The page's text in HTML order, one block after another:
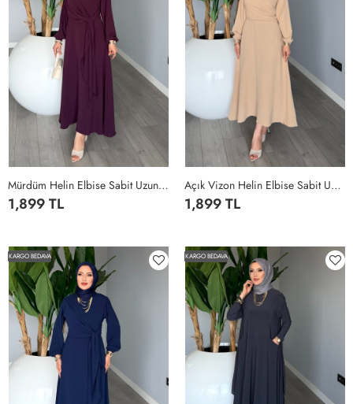
Mürdüm Helin Elbise Sabit Uzun Kuşaklı Ayrobin Kumaş Tesettür Giyim Mürdüm
1,899 TL
Açık Vizon Helin Elbise Sabit Uzun Kuşaklı Ayrobin Kumaş Tesettür Giyim Vizon
1,899 TL
KARGO BEDAVA KARGO BEDAVA